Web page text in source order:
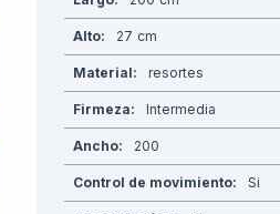
Alto 27
Material resortes
Firmeza Intermedia
Ancho 200
Control de movimiento Si